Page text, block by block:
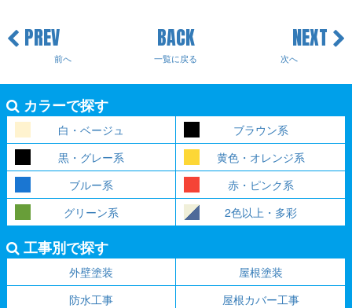
PREV
前へ
BACK
一覧に戻る
NEXT
次へ
カラーで探す
白・ベージュ
ブラウン系
黒・グレー系
黄色・オレンジ系
ブルー系
赤・ピンク系
グリーン系
2色以上・多彩
工事別で探す
外壁塗装
屋根塗装
防水工事
屋根カバー工事